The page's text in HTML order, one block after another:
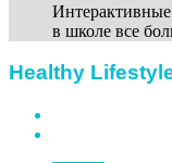
в школе все
Healthy